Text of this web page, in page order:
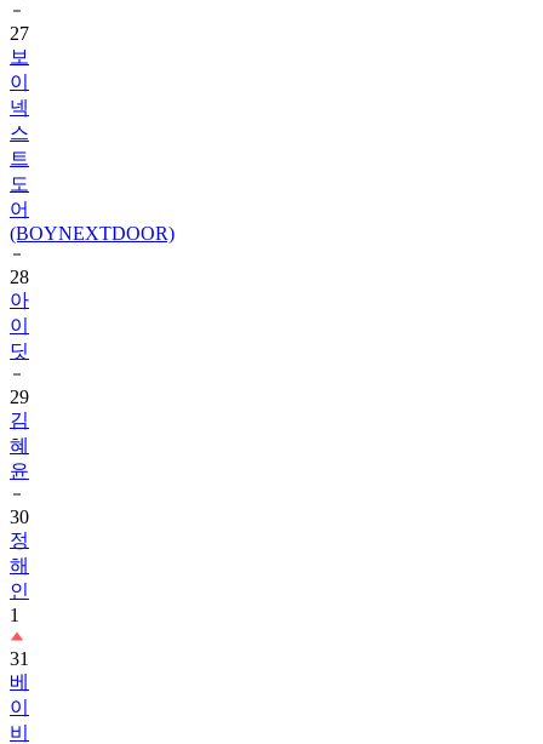
27
보
이
넥
스
트
도
어
(BOYNEXTDOOR)
28
아
이
딧
29
김
혜
윤
30
정
해
인
1
31
베
이
비